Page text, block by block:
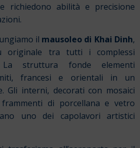
richiedono abilità e precisione
il mausoleo di Khai Dinh,
originale tra tutti i complessi
struttura fonde elementi
francesi e orientali in un
Gli interni, decorati con mosaici
frammenti di porcellana e vetro
uno dei capolavori artistici